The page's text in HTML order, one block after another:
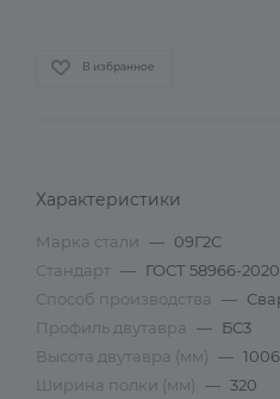
В избранное
Характеристики
Марка стали — 09Г2С
Стандарт — ГОСТ 58966-2020
Способ производства
—
Профиль двутавра
— БС3
Высота двутавра (мм) — 1006
Ширина полки (мм) — 320